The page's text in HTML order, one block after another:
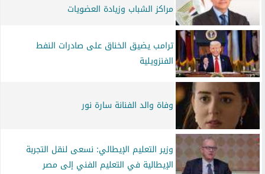
مراكز الشباب وزيادة العضويات
ترامب يضيق الخناق على صادرات النفط
الفنزويلية
وفاة والد الفنانة سارة نور
وزير التعليم الإيطالي: نسعى لنقل التجربة
الإيطالية في التعليم الفني إلى مصر